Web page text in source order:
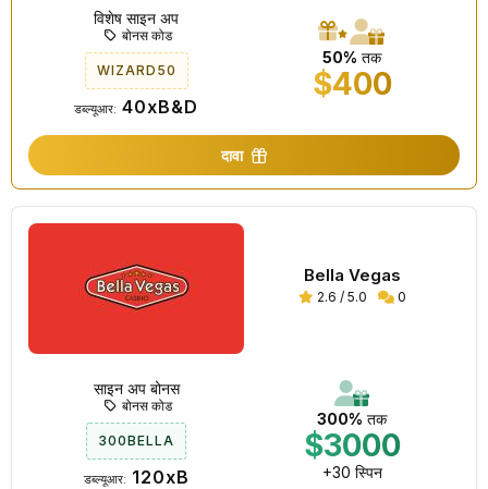
50% तक
$400
विशेष साइन अप
बोनस कोड
WIZARD50
डब्ल्यूआर: 40xB&D
दावा
Bella Vegas
2.6 / 5.0 0
300% तक
$3000
+30 स्पिन
साइन अप बोनस
बोनस कोड
300BELLA
डब्ल्यूआर: 120xB